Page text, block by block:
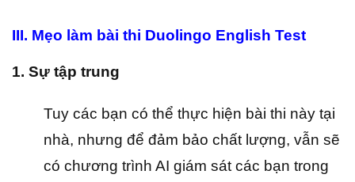
III. Mẹo làm bài thi Duolingo English Test
1. Sự tập trung
Tuy các bạn có thể thực hiện bài thi này tại
nhà, nhưng để đảm bảo chất lượng, vẫn sẽ
có chương trình AI giám sát các bạn trong